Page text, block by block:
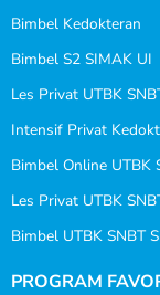
Bimbel Kedokteran
Bimbel S2 SIMAK UI
Les Privat UTBK
Intensif Privat
Bimbel Online UTBK
Les Privat UTBK
Bimbel UTBK SNBT
PROGRAM